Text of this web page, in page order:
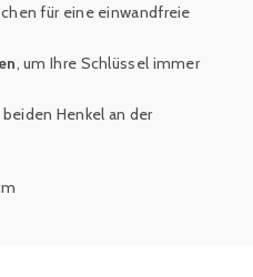
für eine einwandfreie
, um Ihre Schlüssel immer
Henkel an der